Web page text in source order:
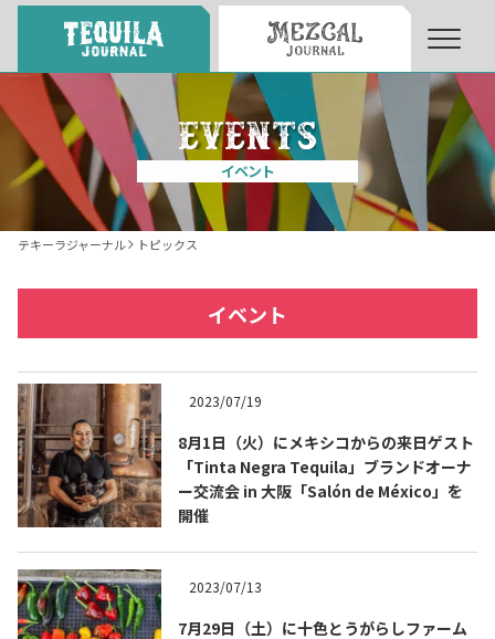
About About Tequila Journal
テキーラとは What’s Tequila
テキーラマーケット
テキーラの飲み方 How to Drink Tequila
メキシコ料理 Cuisines of Mexico
イベント
テキーラジャーナル トピックス
イベント
2023/07/19
8月1日（火）にメキシコからの来日ゲスト
「Tinta Negra Tequila」ブランドオーナ
ー交流会 in 大阪「Salón de México」を
開催
2023/07/13
7月29日（土）に十色とうがらしファーム